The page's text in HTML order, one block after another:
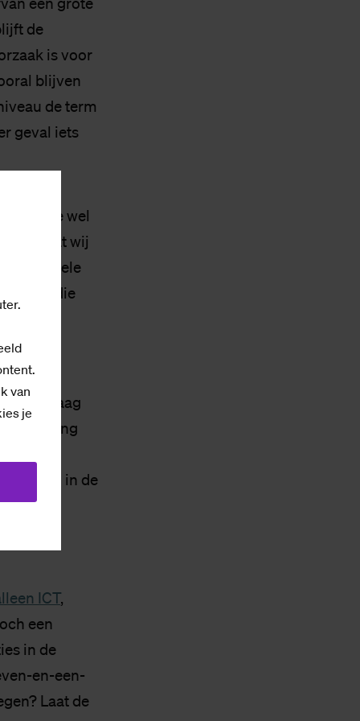
van
je
de
is voor
blijven
de term
geval iets
ik zie wel
denk dat wij
Civiele
van die
ten
wil ik graag
de werving
inzetten in de
ICT,
een
in de
en-een-
Laat de